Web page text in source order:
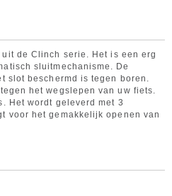
de Clinch serie. Het is een erg
sluitmechanisme. De
slot beschermd is tegen boren.
het wegslepen van uw fiets.
Het wordt geleverd met 3
voor het gemakkelijk openen van